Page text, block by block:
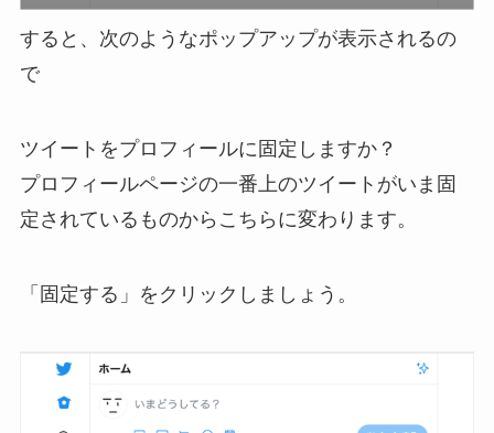
すると、次のようなポップアップが表示されるの
で
ツイートをプロフィールに固定しますか？
プロフィールページの一番上のツイートがいま固
定されているものからこちらに変わります。
「固定する」をクリックしましょう。